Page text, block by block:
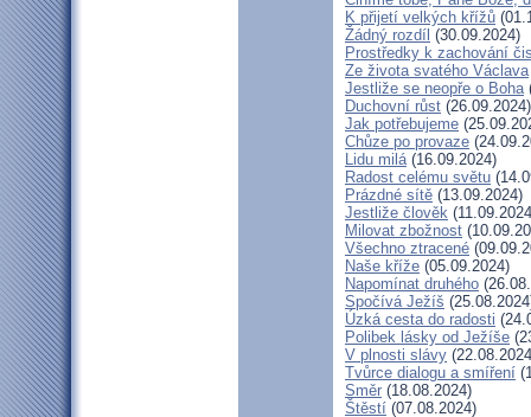
K přijetí velkých křížů
Žádný rozdíl (30.09.2024)
Prostředky k zachování
Ze života svatého Václava
Jestliže se neopře o Boha
Duchovní růst (26.09.2024)
Jak potřebujeme
Chůze po provaze
Lidu milá(16.09.2024)
Radost celému světu
Prázdné sítě (13.09.2024)
Jestliže člověk
Milovat zbožnost
Všechno ztracené
Naše kříže (05.09.2024)
Napomínat druhého
Spočívá Ježíš
Úzká cesta do radosti
Polibek lásky od Ježíše
V plnosti slávy
Tvůrce dialogu a smíření
Směr (18.08.2024)
Štěstí (07.08.2024)